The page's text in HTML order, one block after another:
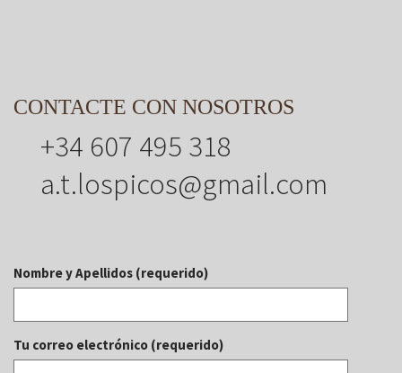
CONTACTE CON NOSOTROS
+34 607 495 318
a.t.lospicos@gmail.com
Nombre y Apellidos (requerido)
Tu correo electrónico (requerido)